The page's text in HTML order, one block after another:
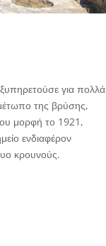
για πολλά
της βρύσης,
μορφή το 1921,
ενδιαφέρον
κρουνούς.